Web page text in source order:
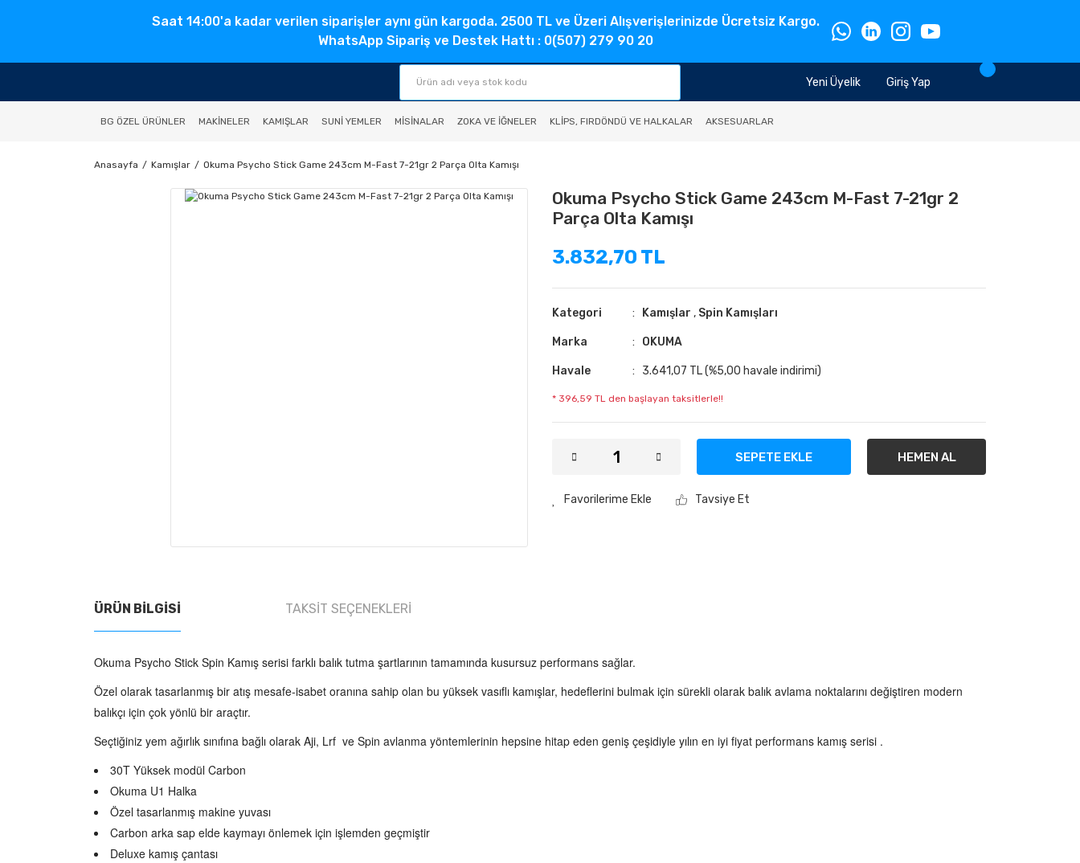
Saat 14:00'a kadar verilen siparişler aynı gün kargoda. 2500 TL ve Üzeri Alışverişlerinizde Ücretsiz Kargo.
WhatsApp Sipariş ve Destek Hattı : 0(507) 279 90 20
Giriş Yap
Yeni Üyelik
BG ÖZEL ÜRÜNLER MAKINELER KAMIŞLAR SUNI YEMLER MISINALAR ZOKA VE İĞNELER KLIPS, FIRDÖNDÜ VE HALKALAR AKSESUARLAR
Anasayfa Kamışlar Okuma Psycho Stick Game 243cm M-Fast 7-21gr 2 Parça Olta Kamışı
Okuma Psycho Stick Game 243cm M-Fast 7-21gr 2
Parça Olta Kamışı
3.832,70 TL
Kategori Kamışlar , Spin Kamışları
Marka OKUMA
Havale 3.641,07 TL (%5,00 havale indirimi)
* 396,59 TL den başlayan taksitlerle!!
SEPETE EKLE HEMEN AL
Tavsiye Et
ÜRÜN BILGISI TAKSIT SEÇENEKLERI
Okuma Psycho Stick Spin Kamış serisi farklı balık tutma şartlarının tamamında kusursuz performans sağlar.
Özel olarak tasarlanmış bir atış mesafe-isabet oranına sahip olan bu yüksek vasıflı kamışlar, hedeflerini bulmak için sürekli olarak balık avlama noktalarını değiştiren modern
balıkçı için çok yönlü bir araçtır.
Seçtiğiniz yem ağırlık sınıfına bağlı olarak Aji, Lrf ve Spin avlanma yöntemlerinin hepsine hitap eden geniş çeşidiyle yılın en iyi fiyat performans kamış serisi .
30T Yüksek modül Carbon
Okuma U1 Halka
Özel tasarlanmış makine yuvası
Carbon arka sap elde kaymayı önlemek için işlemden geçmiştir
Deluxe kamış çantası